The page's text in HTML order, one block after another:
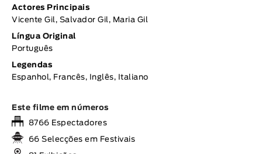
Actores Principais
Vicente Gil, Salvador Gil, Maria Gil
Língua Original
Português
Legendas
Espanhol, Francês, Inglês, Italiano
Este filme em números
8766 Espectadores
66 Selecções em Festivais